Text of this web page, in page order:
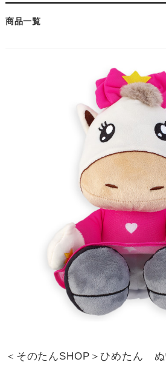
商品一覧
＜そのたんSHOP＞ひめたん ぬ